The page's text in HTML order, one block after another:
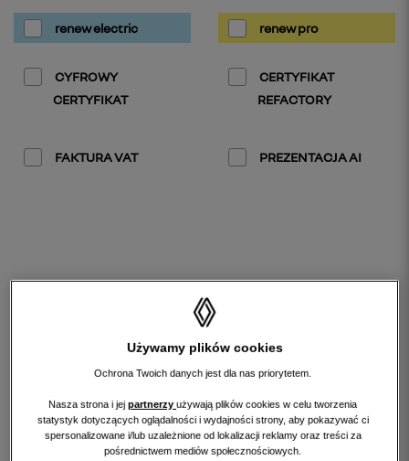
renew electric renew pro
CYFROWY
CERTYFIKAT
CERTYFIKAT
REFACTORY
FAKTURA VAT PREZENTACJA AI
WYNIKI WYSZUKIWANIA
Używamy plików cookies
Ochrona Twoich danych jest dla nas priorytetem.
Nasza strona i jej partnerzy używają plików cookies w celu tworzenia
statystyk dotyczących oglądalności i wydajności strony, aby pokazywać ci
spersonalizowane i/lub uzależnione od lokalizacji reklamy oraz treści za
pośrednictwem mediów społecznościowych.